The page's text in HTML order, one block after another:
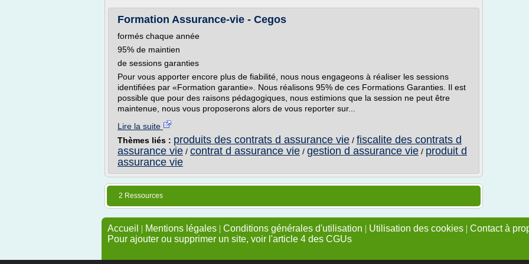
Formation Assurance-vie - Cegos
formés chaque année
95% de maintien
de sessions garanties
Pour vous apporter encore plus de fiabilité, nous nous engageons à réaliser les sessions
identifiées par «Formation garantie». Nous réalisons 95% de ces Formations Garanties. Il est
possible que pour des raisons pédagogiques, nous estimions que la session ne peut être
maintenue, nous vous proposerons alors de vous reporter sur...
Lire la suite
Thèmes liés : produits des contrats d assurance vie / fiscalite des contrats d
assurance vie / contrat d assurance vie / gestion d assurance vie / produit d
assurance vie
2 Ressources
Accueil | Mentions légales | Conditions générales d'utilisation | Utilisation des cookies | Contact à
Pour ajouter ou supprimer un site, voir l'article 4 des CGUs